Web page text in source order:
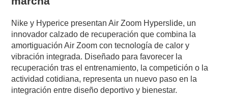
Nike y Hyperice presentan Air Zoom Hyperslide, un
innovador calzado de recuperación que combina la
amortiguación Air Zoom con tecnología de calor y
vibración integrada. Diseñado para favorecer la
recuperación tras el entrenamiento, la competición o la
actividad cotidiana, representa un nuevo paso en la
integración entre diseño deportivo y bienestar.